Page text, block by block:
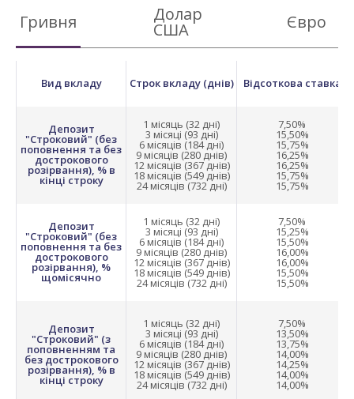
Гривня Долар
США Євро
Вид вкладу Строк вкладу (днів) Відсоткова ставка
Депозит
"Строковий" (без
поповнення та без
дострокового
розірвання), % в
кінці строку
1 місяць (32 дні)
3 місяці (93 дні)
6 місяців (184 дні)
9 місяців (280 днів)
12 місяців (367 днів)
18 місяців (549 днів)
24 місяців (732 дні)
7,50%
15,50%
15,75%
16,25%
16,25%
15,75%
15,75%
Депозит
"Строковий" (без
поповнення та без
дострокового
розірвання), %
щомісячно
1 місяць (32 дні)
3 місяці (93 дні)
6 місяців (184 дні)
9 місяців (280 днів)
12 місяців (367 днів)
18 місяців (549 днів)
24 місяців (732 дні)
7,50%
15,25%
15,50%
16,00%
16,00%
15,50%
15,50%
Депозит
"Строковий" (з
поповненням та
без дострокового
розірвання), % в
кінці строку
1 місяць (32 дні)
3 місяці (93 дні)
6 місяців (184 дні)
9 місяців (280 днів)
12 місяців (367 днів)
18 місяців (549 днів)
24 місяців (732 дні)
7,50%
13,50%
13,75%
14,00%
14,25%
14,00%
14,00%